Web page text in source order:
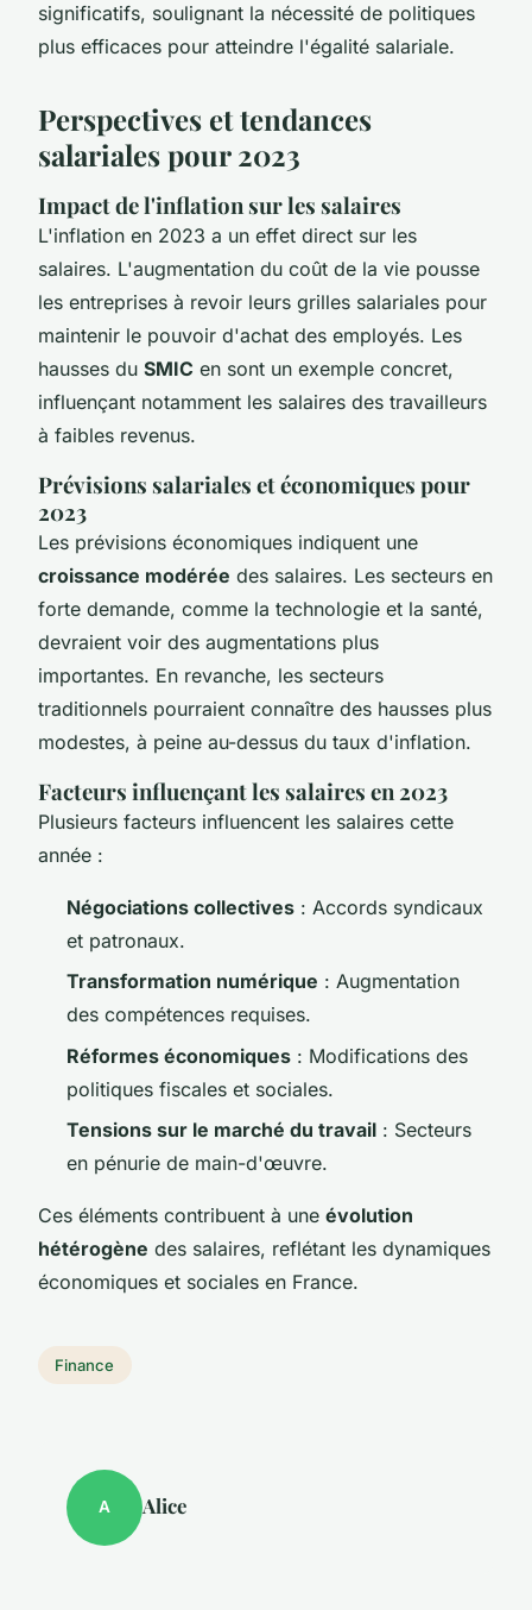
significatifs, soulignant la nécessité de politiques
plus efficaces pour atteindre l'égalité salariale.
Perspectives et tendances
salariales pour 2023
Impact de l'inflation sur les salaires
L'inflation en 2023 a un effet direct sur les
salaires. L'augmentation du coût de la vie pousse
les entreprises à revoir leurs grilles salariales pour
maintenir le pouvoir d'achat des employés. Les
hausses du SMIC en sont un exemple concret,
influençant notamment les salaires des travailleurs
à faibles revenus.
Prévisions salariales et économiques pour
2023
Les prévisions économiques indiquent une
croissance modérée des salaires. Les secteurs en
forte demande, comme la technologie et la santé,
devraient voir des augmentations plus
importantes. En revanche, les secteurs
traditionnels pourraient connaître des hausses plus
modestes, à peine au-dessus du taux d'inflation.
Facteurs influençant les salaires en 2023
Plusieurs facteurs influencent les salaires cette
année :
Négociations collectives : Accords syndicaux
et patronaux.
Transformation numérique : Augmentation
des compétences requises.
Réformes économiques : Modifications des
politiques fiscales et sociales.
Tensions sur le marché du travail : Secteurs
en pénurie de main-d'œuvre.
Ces éléments contribuent à une évolution
hétérogène des salaires, reflétant les dynamiques
économiques et sociales en France.
Finance
A Alice